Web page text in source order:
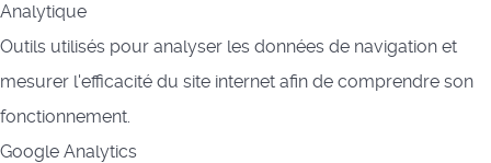
Analytique
Outils utilisés pour analyser les données de navigation et
mesurer l'efficacité du site internet afin de comprendre son
fonctionnement.
Google Analytics